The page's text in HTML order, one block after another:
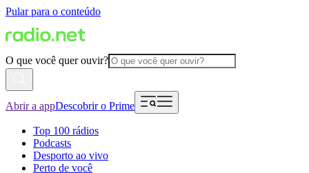
Pular para o conteúdo
O que você quer ouvir?
Abrir a appDescobrir o Prime
Top 100 rádios
Podcasts
Desporto ao vivo
Perto de você